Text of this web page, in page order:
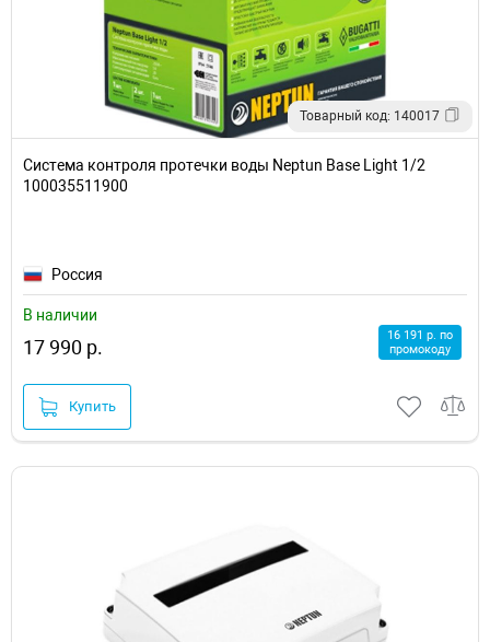
Товарный код: 140017
Система контроля протечки воды Neptun Base Light 1/2
100035511900
Россия
В наличии
17 990 р.
16 191 р. по
промокоду
Купить